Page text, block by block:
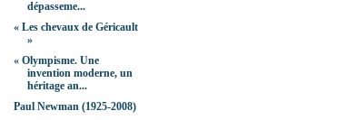
dépasseme...
« Les chevaux de Géricault
»
« Olympisme. Une
invention moderne, un
héritage an...
Paul Newman (1925-2008)